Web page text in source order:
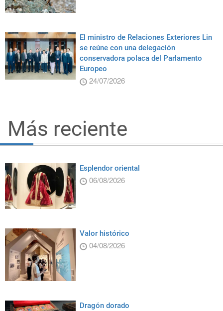
El ministro de Relaciones Exteriores Lin
se reúne con una delegación
conservadora polaca del Parlamento
Europeo
24/07/2026
Más reciente
Esplendor oriental
06/08/2026
Valor histórico
04/08/2026
Dragón dorado